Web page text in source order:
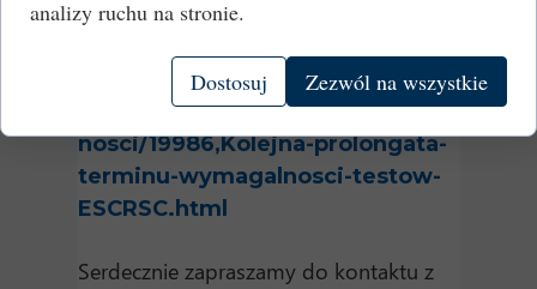
na stronie Urzędu:
https://www.utk.gov.pl/pl/aktual
nosci/19986,Kolejna-prolongata-
terminu-wymagalnosci-testow-
ESCRSC.html
Serdecznie zapraszamy do kontaktu z
analizy ruchu na stronie.
Dostosuj Zezwól na wszystkie